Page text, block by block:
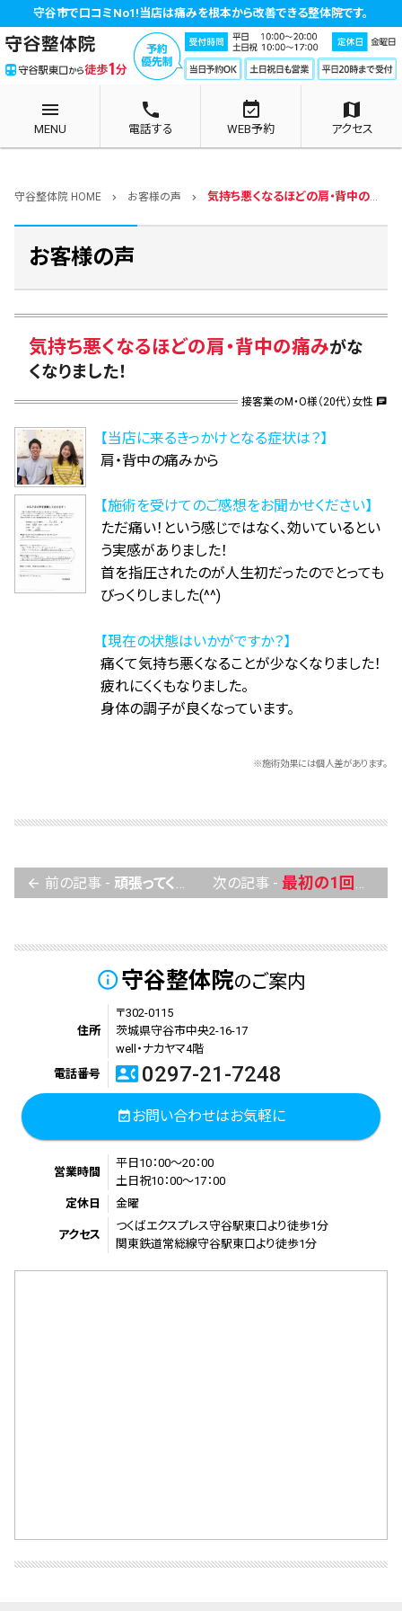
守谷市で口コミNo1!当店は痛みを根本から改善できる整体院です。
menu
MENU
phone
電話する
event_available
WEB予約
map
アクセス
守谷整体院 HOME chevron_right お客様の声 chevron_right 気持ち悪くなるほどの肩・背中の痛み
お客様の声
気持ち悪くなるほどの肩・背中の痛みがな
くなりました！
接客業のM・O様（20代）女性 chat
【当店に来るきっかけとなる症状は？】
肩・背中の痛みから
【施術を受けてのご感想をお聞かせください】
ただ痛い！という感じではなく、効いているとい
う実感がありました！
首を指圧されたのが人生初だったのでとっても
びっくりしました(^^)
【現在の状態はいかがですか？】
痛くて気持ち悪くなることが少なくなりました！
疲れにくくもなりました。
身体の調子が良くなっています。
※施術効果には個人差があります。
arrow_back 前の記事 - 頑張ってくれている 自分の身体へのご褒美
次の記事 - 最初の1回でずいぶん変化
info_outline守谷整体院のご案内
住所
〒302-0115
茨城県守谷市中央2-16-17
well・ナカヤマ4階
電話番号
contact_phone 0297-21-7248
event_availableお問い合わせはお気軽に
営業時間
平日10：00～20：00
土日祝10：00～17：00
定休日
金曜
アクセス
つくばエクスプレス守谷駅東口より徒歩1分
関東鉄道常総線守谷駅東口より徒歩1分